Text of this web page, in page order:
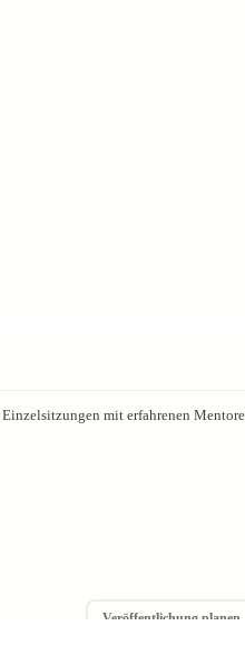
mit erfahrenen
Veröffentlichung planen